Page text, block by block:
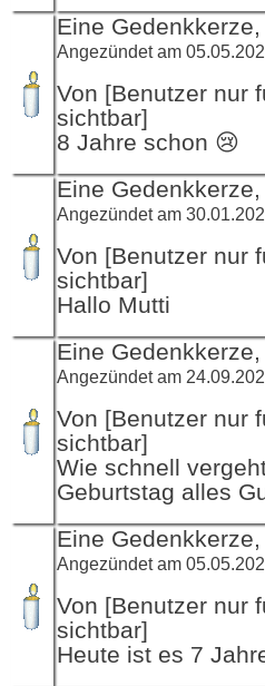
Eine Gedenkkerze,
Angezündet am
Von [Benutzer nur
sichtbar]
8 Jahre schon 😢
Eine Gedenkkerze,
Angezündet am
Von [Benutzer nur
sichtbar]
Hallo Mutti
Eine Gedenkkerze,
Angezündet am
Von [Benutzer nur
sichtbar]
Wie schnell
Geburtstag alles
Eine Gedenkkerze,
Angezündet am
Von [Benutzer nur
sichtbar]
Heute ist es 7